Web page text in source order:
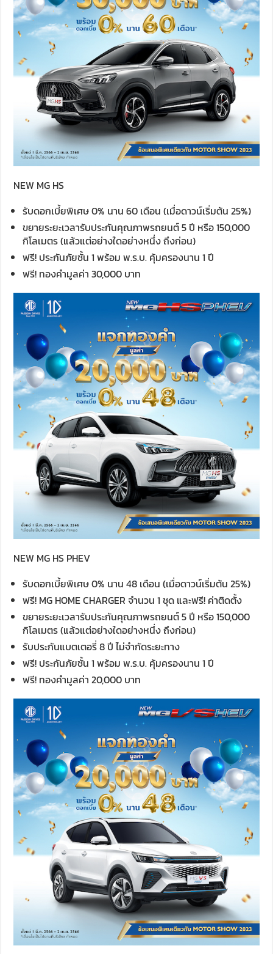
NEW MG HS
รับดอกเบี้ยพิเศษ 0% นาน 60 เดือน (เมื่อดาวน์เริ่มต้น 25%)
ขยายระยะเวลารับประกันคุณภาพรถยนต์ 5 ปี หรือ 150,000
กิโลเมตร (แล้วแต่อย่างใดอย่างหนึ่ง ถึงก่อน)
ฟรี! ประกันภัยชั้น 1 พร้อม พ.ร.บ. คุ้มครองนาน 1 ปี
ฟรี! ทองคำมูลค่า 30,000 บาท
NEW MG HS PHEV
รับดอกเบี้ยพิเศษ 0% นาน 48 เดือน (เมื่อดาวน์เริ่มต้น 25%)
ฟรี! MG HOME CHARGER จำนวน 1 ชุด และฟรี! ค่าติดตั้ง
ขยายระยะเวลารับประกันคุณภาพรถยนต์ 5 ปี หรือ 150,000
กิโลเมตร (แล้วแต่อย่างใดอย่างหนึ่ง ถึงก่อน)
รับประกันแบตเตอรี่ 8 ปี ไม่จำกัดระยะทาง
ฟรี! ประกันภัยชั้น 1 พร้อม พ.ร.บ. คุ้มครองนาน 1 ปี
ฟรี! ทองคำมูลค่า 20,000 บาท